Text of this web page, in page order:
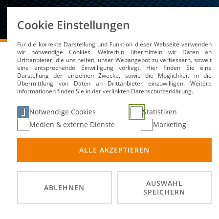
DMSB Medien / Service Kalender MSC
MSC Pattensen-1.
22.
Cookie Einstellungen
Für die korrekte Darstellung und Funktion dieser Webseite verwenden
wir notwendige Cookies. Weiterhin übermitteln wir Daten an
Drittanbieter, die uns helfen, unser Webangebot zu verbessern, soweit
eine entsprechende Einwilligung vorliegt. Hier finden Sie eine
Darstellung der einzelnen Zwecke, sowie die Möglichkeit in die
Übermittlung von Daten an Drittanbieter einzuwilligen. Weitere
Informationen finden Sie in der verlinkten Datenschutzerklärung.
Notwendige Cookies
Statistiken
Medien & externe Dienste
Marketing
ALLE AKZEPTIEREN
ABLEHNEN
AUSWAHL
SPEICHERN